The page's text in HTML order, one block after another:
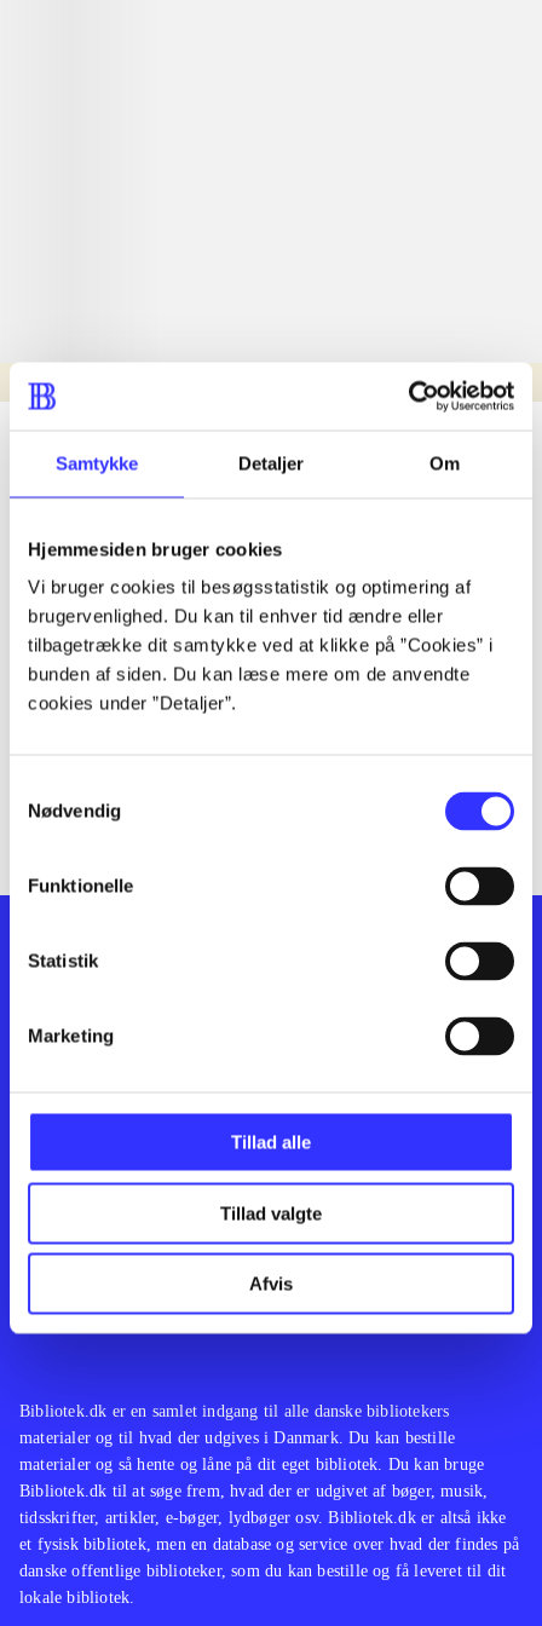
Samtykke Detaljer Om
Hjemmesiden bruger cookies
Vi bruger cookies til besøgsstatistik og optimering af
brugervenlighed. Du kan til enhver tid ændre eller
tilbagetrække dit samtykke ved at klikke på ”Cookies” i
bunden af siden. Du kan læse mere om de anvendte
cookies under ”Detaljer”.
Nødvendig
Funktionelle
Statistik
Marketing
Tillad alle
Tillad valgte
Afvis
Nyhed
lorem ipsum dolor sit amet ...
lorem ipsum dolor sit amet ...
lorem ipsum dolor sit amet ...
lorem ipsum dolor sit amet ...
lorem ipsum dolor sit amet ...
lorem ipsum dolor sit amet ...
lorem ipsum dolor sit amet ...
Feedback
Bibliotek.dk er en samlet indgang til alle danske bibliotekers
materialer og til hvad der udgives i Danmark. Du kan bestille
materialer og så hente og låne på dit eget bibliotek. Du kan bruge
Bibliotek.dk til at søge frem, hvad der er udgivet af bøger, musik,
tidsskrifter, artikler, e-bøger, lydbøger osv. Bibliotek.dk er altså ikke
et fysisk bibliotek, men en database og service over hvad der findes på
danske offentlige biblioteker, som du kan bestille og få leveret til dit
lokale bibliotek.
Kontakt os
English
Artikler
Film
Musik
Noder